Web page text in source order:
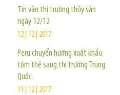
Tin vắn thị trường thủy sản
ngày 12/12
12 | 12 | 2017
Peru chuyển hướng xuất khẩu
tôm thẻ sang thị trường Trung
Quốc
11 | 12 | 2017